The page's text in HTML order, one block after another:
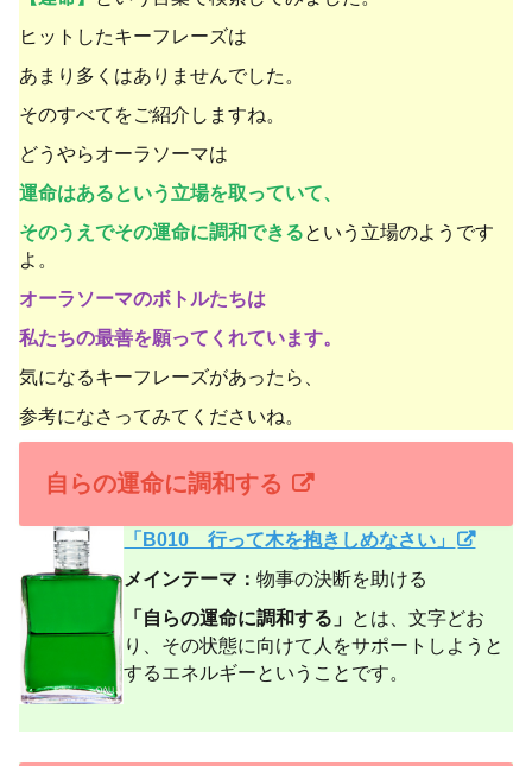
ヒットしたキーフレーズは
あまり多くはありませんでした。
そのすべてをご紹介しますね。
どうやらオーラソーマは
運命はあるという立場を取っていて、
そのうえでその運命に調和できる という立場のようです
よ。
オーラソーマのボトルたちは
私たちの最善を願ってくれています。
気になるキーフレーズがあったら、
参考になさってみてくださいね。
自らの運命に調和する
「B010 行って木を抱きしめなさい」
メインテーマ：物事の決断を助ける
「自らの運命に調和する」
とは、文字どお
り、その状態に向けて人をサポートしようと
するエネルギーということです。